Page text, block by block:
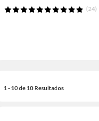
(24)
1 - 10 de 10 Resultados